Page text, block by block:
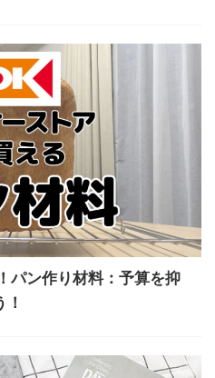
パン作り材料：予算を抑